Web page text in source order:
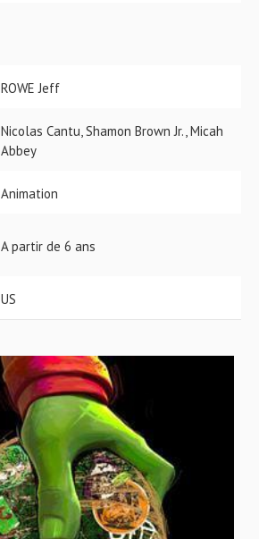
ROWE Jeff
Nicolas Cantu, Shamon Brown Jr., Micah
Abbey
Animation
A partir de 6 ans
US